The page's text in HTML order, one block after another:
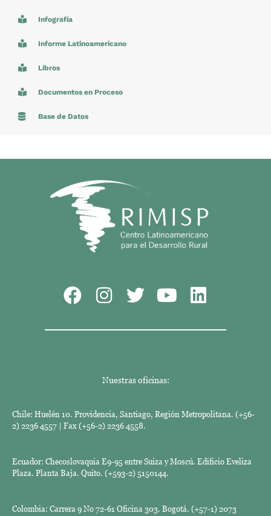
Infografía
Informe Latinoamericano
Libros
Documentos en Proceso
Base de Datos
Nuestras oficinas:
Chile: Huelén 10. Providencia, Santiago, Región Metropolitana. (+56-
2) 2236 4557 | Fax (+56-2) 2236 4558.
Ecuador: Checoslovaquia E9-95 entre Suiza y Moscú. Edificio Eveliza
Plaza. Planta Baja. Quito. (+593-2) 5150144.
Colombia: Carrera 9 No 72-61 Oficina 303. Bogotá. (+57-1) 2073